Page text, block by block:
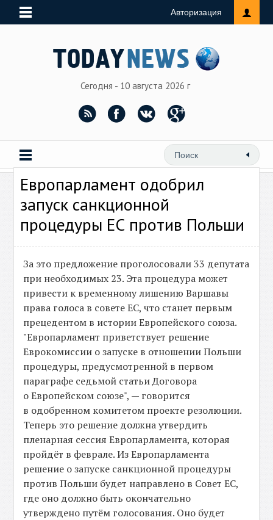
Авторизация
Сегодня - 10 августа 2026 г
Европарламент одобрил
запуск санкционной
процедуры ЕС против Польши
За это предложение проголосовали 33 депутата
при необходимых 23. Эта процедура может
привести к временному лишению Варшавы
права голоса в совете ЕС, что станет первым
прецедентом в истории Европейского союза.
"Европарламент приветствует решение
Еврокомиссии о запуске в отношении Польши
процедуры, предусмотренной в первом
параграфе седьмой статьи Договора
о Европейском союзе", — говорится
в одобренном комитетом проекте резолюции.
Теперь это решение должна утвердить
пленарная сессия Европарламента, которая
пройдёт в феврале. Из Европарламента
решение о запуске санкционной процедуры
против Польши будет направлено в Совет ЕС,
где оно должно быть окончательно
утверждено путём голосования. Оно будет